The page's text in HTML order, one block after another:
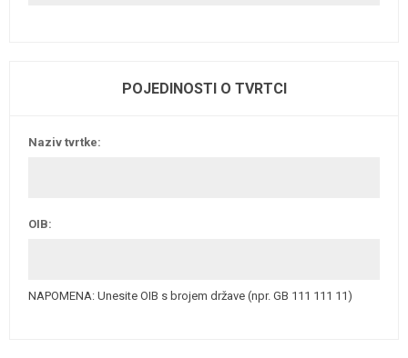
POJEDINOSTI O TVRTCI
Naziv tvrtke:
OIB:
NAPOMENA: Unesite OIB s brojem države (npr. GB 111 111 11)